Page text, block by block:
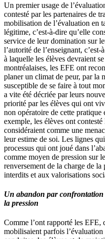
Un premier usage de
contesté par les partenaires de
mobilisation de l’évaluation en
légitime, c’est-à-dire qu’elle
service de leur domination sur
l’autorité de l’enseignant,
à laquelle les élèves devraient
montréalaises, les EFE ont
planer un climat de peur, par la
susceptible de se faire à tout
a vite été décriée par leurs
priorité par les élèves qui ont
non opératoire de cette pratique
exemple, les élèves ont
considéraient comme une
leur estime de soi. Les lignes
processus qui ont joué dans
comme moyen de pression sur
renversement de la charge de
interdits et aux valorisations
Un abandon par confrontation
la pression
Comme l’ont rapporté les EFE,
mobilisaient parfois